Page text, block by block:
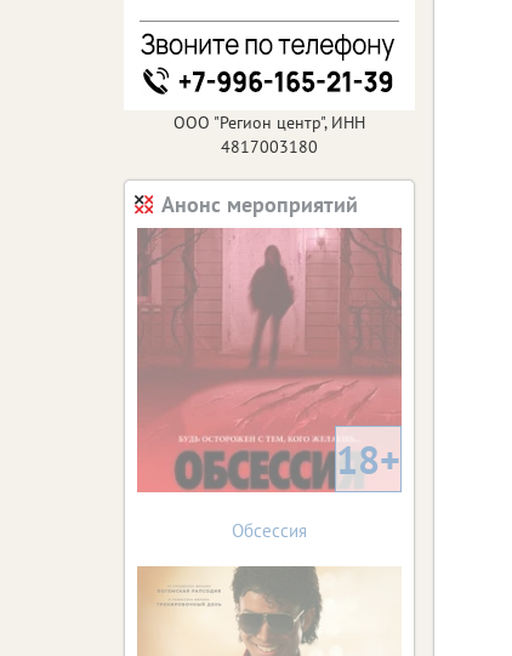
ООО "Регион центр", ИНН
4817003180
Анонс мероприятий
18+
Обсессия